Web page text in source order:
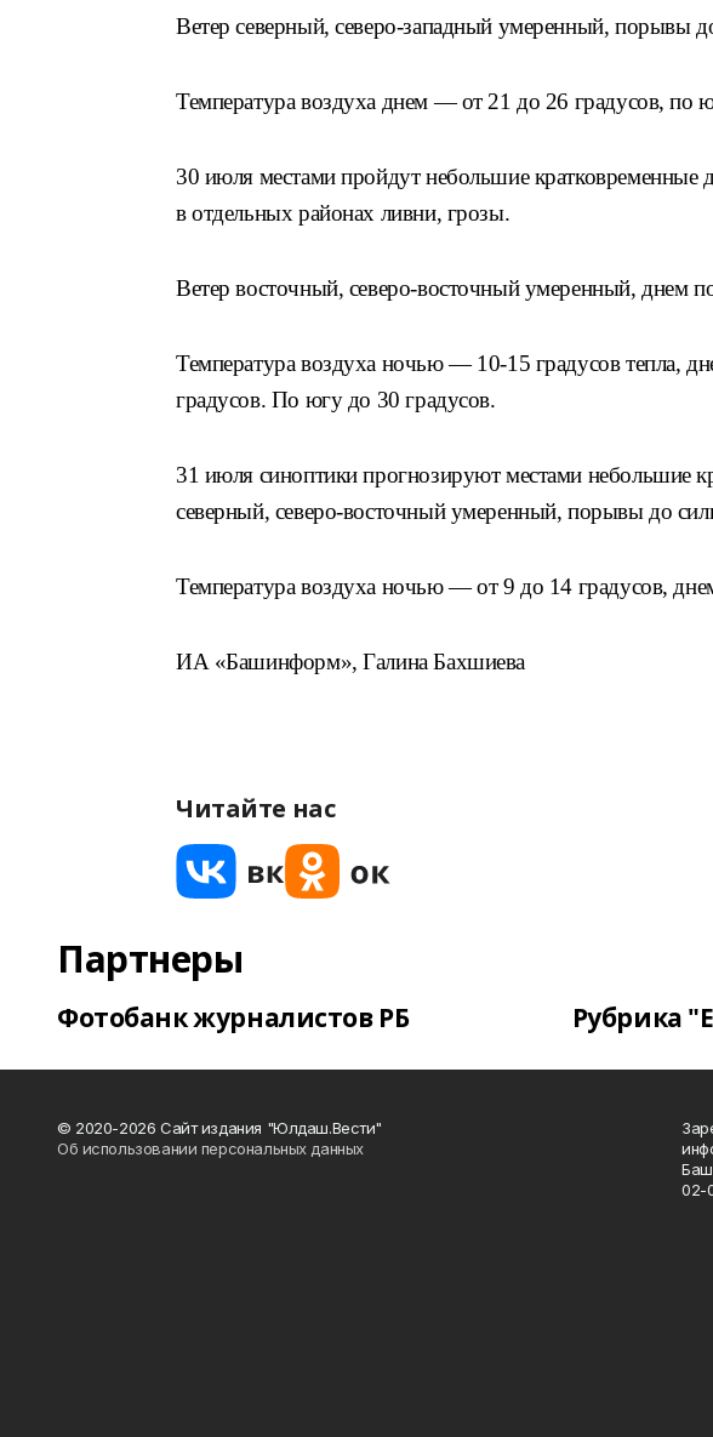
Ветер северный, северо-западный умеренный, порывы
Температура воздуха днем — от 21 до 26 градусов, по
30 июля местами пройдут небольшие кратковременные
в отдельных районах ливни, грозы.
Ветер восточный, северо-восточный умеренный, днем
Температура воздуха ночью — 10-15 градусов тепла,
градусов. По югу до 30 градусов.
31 июля синоптики прогнозируют местами небольшие
северный, северо-восточный умеренный, порывы до
Температура воздуха ночью — от 9 до 14 градусов,
ИА «Башинформ», Галина Бахшиева
Читайте нас
Партнеры
Фотобанк журналистов РБ Рубрика
© 2020-2026 Сайт издания "Юлдаш.Вести"
Об использовании персональных данных
02-